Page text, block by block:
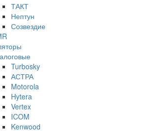
ТАКТ
Нептун
Созвездие
Turbosky
АСТРА
Motorola
Hytera
Vertex
ICOM
Kenwood